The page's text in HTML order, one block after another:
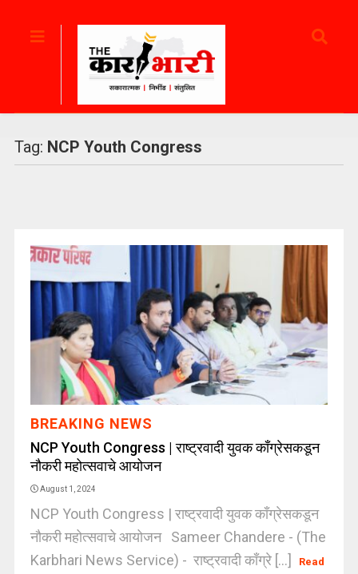
Tag: NCP Youth Congress
BREAKING NEWS
NCP Youth Congress | राष्ट्रवादी युवक काँग्रेसकडून
नौकरी महोत्सवाचे आयोजन
August 1, 2024
NCP Youth Congress | राष्ट्रवादी युवक काँग्रेसकडून
नौकरी महोत्सवाचे आयोजन Sameer Chandere - (The
Karbhari News Service) - राष्ट्रवादी काँग्रे [...]
Read